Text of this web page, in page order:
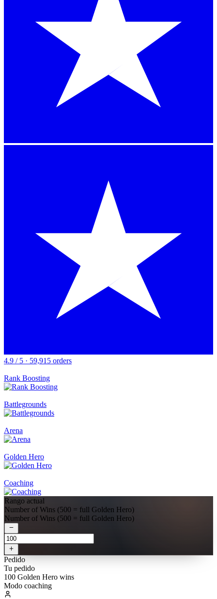
4.9 / 5 · 59,915 orders
Rank Boosting
Battlegrounds
Arena
Golden Hero
Coaching
Rango actual
Number of Wins (500 = full Golden Hero)
Number of Wins (500 = full Golden Hero)
Pedido
Tu pedido
100 Golden Hero wins
Modo coaching